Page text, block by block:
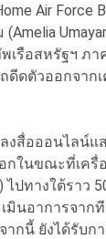
Air Force
เรือสหรัฐฯ ภ
ดีดตัวออกจาก
งสื่อออนไลน์แ
กในขณะที่เครื่
ปทางใต้ราว
มินอาการจา
กนี้ ยังได้รับก